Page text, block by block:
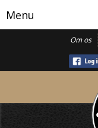
Om os
Menu